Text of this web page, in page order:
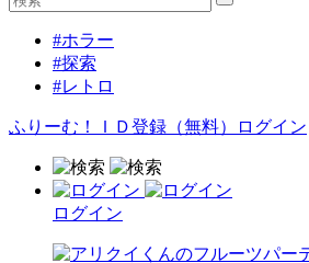
#ホラー
#探索
#レトロ
ふりーむ！ＩＤ登録（無料） ログイン
ログイン